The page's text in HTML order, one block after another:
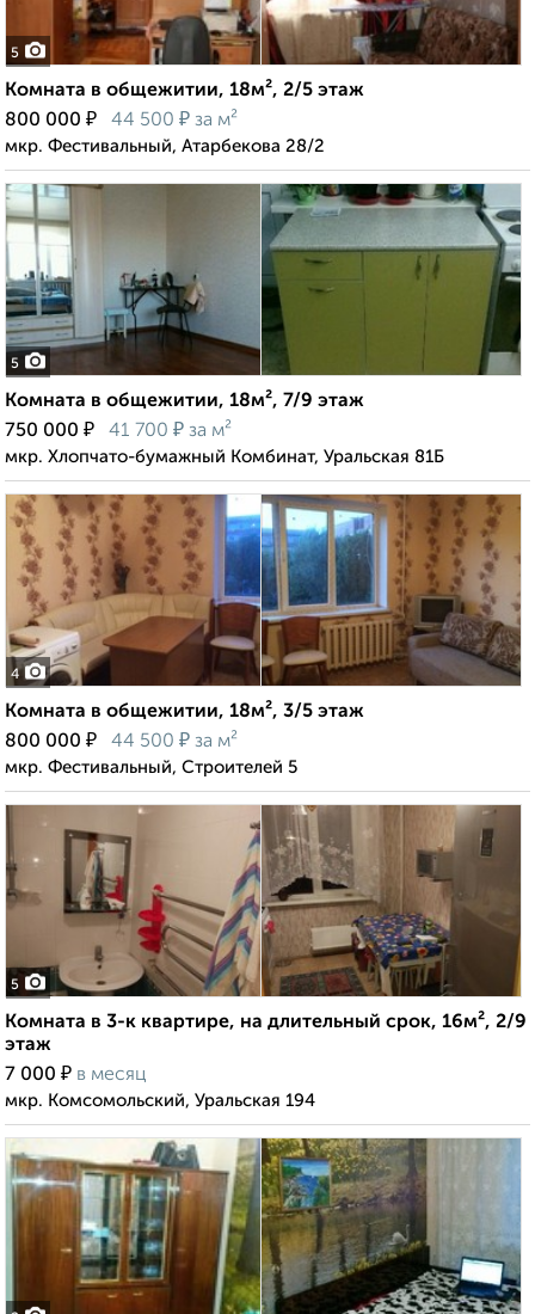
5
Комната в общежитии, 18м², 2/5 этаж
800 000 ₽ 44 500 ₽ за м²
мкр. Фестивальный, Атарбекова 28/2
5
Комната в общежитии, 18м², 7/9 этаж
750 000 ₽ 41 700 ₽ за м²
мкр. Хлопчато-бумажный Комбинат, Уральская 81Б
4
Комната в общежитии, 18м², 3/5 этаж
800 000 ₽ 44 500 ₽ за м²
мкр. Фестивальный, Строителей 5
5
Комната в 3-к квартире, на длительный срок, 16м², 2/9
этаж
7 000 ₽ в месяц
мкр. Комсомольский, Уральская 194